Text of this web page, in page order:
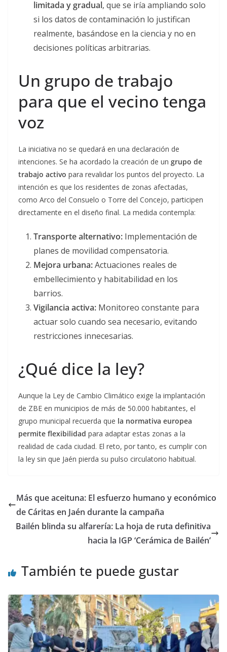
limitada y gradual, que se iría ampliando solo
si los datos de contaminación lo justifican
realmente, basándose en la ciencia y no en
decisiones políticas arbitrarias.
Un grupo de trabajo
para que el vecino tenga
voz
La iniciativa no se quedará en una declaración de
intenciones. Se ha acordado la creación de un grupo de
trabajo activo para revalidar los puntos del proyecto. La
intención es que los residentes de zonas afectadas,
como Arco del Consuelo o Torre del Concejo, participen
directamente en el diseño final. La medida contempla:
Transporte alternativo: Implementación de
planes de movilidad compensatoria.
Mejora urbana:Actuaciones reales de
embellecimiento y habitabilidad en los
barrios.
Vigilancia activa: Monitoreo constante para
actuar solo cuando sea necesario, evitando
restricciones innecesarias.
¿Qué dice la ley?
Aunque la Ley de Cambio Climático exige la implantación
de ZBE en municipios de más de 50.000 habitantes, el
grupo municipal recuerda que la normativa europea
permite flexibilidad para adaptar estas zonas a la
realidad de cada ciudad. El reto, por tanto, es cumplir con
la ley sin que Jaén pierda su pulso circulatorio habitual.
Más que aceituna: El esfuerzo humano y económico
de Cáritas en Jaén durante la campaña
Bailén blinda su alfarería: La hoja de ruta definitiva
hacia la IGP ‘Cerámica de Bailén’
También te puede gustar